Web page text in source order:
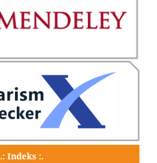
.: Indeks :.